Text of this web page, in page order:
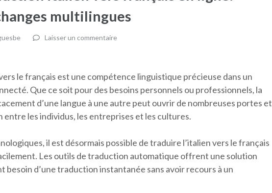
multilingues
Laisser un commentaire
le français est une compétence linguistique précieuse dans un
Que ce soit pour des besoins personnels ou professionnels, la
d’une langue à une autre peut ouvrir de nombreuses portes et
les individus, les entreprises et les cultures.
il est désormais possible de traduire l’italien vers le français
Les outils de traduction automatique offrent une solution
besoin d’une traduction instantanée sans avoir recours à un